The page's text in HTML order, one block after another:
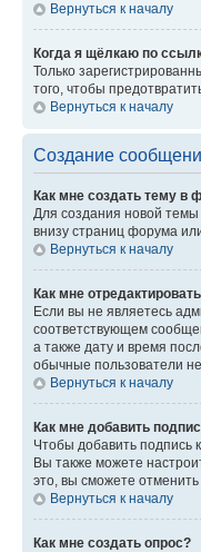
Вернуться к началу
Когда я щёлкаю по
Только
того, чтобы
Вернуться к началу
Создание
Как мне создать тему в
Для создания новой
внизу страниц форума
Вернуться к началу
Как мне
Если вы не являетесь
соответствующем
а также дату и время
обычные пользователи
Вернуться к началу
Как мне добавить
Чтобы добавить подпись
Вы также можете
это, вы сможете
Вернуться к началу
Как мне создать опрос?